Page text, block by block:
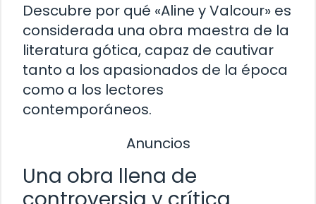
Descubre por qué «Aline y Valcour» es
considerada una obra maestra de la
literatura gótica, capaz de cautivar
tanto a los apasionados de la época
como a los lectores
contemporáneos.
Anuncios
Una obra llena de